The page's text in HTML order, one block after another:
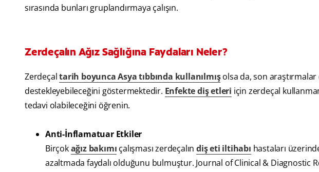
sırasında bunları gruplandırmaya çalışın.
Zerdeçalın Ağız Sağlığına Faydaları Neler?
Zerdeçaltarih boyunca Asya tıbbında kullanılmışolsa da, son araştırmalar
destekleyebileceğini göstermektedir. Enfekte diş etleri için zerdeçal
tedavi olabileceğini öğrenin.
Anti-İnflamatuar Etkiler
Birçokağız bakımı çalışması zerdeçalındiş eti iltihabı hastaları
azaltmada faydalı olduğunu bulmuştur. Journal of Clinical & Diagnostic